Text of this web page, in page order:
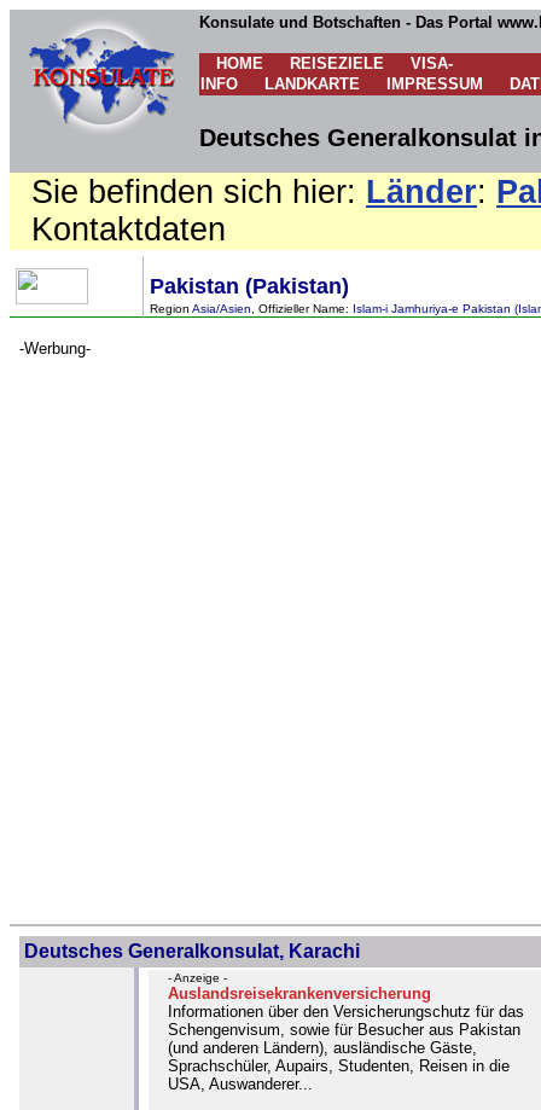
Konsulate und Botschaften - Das Portal
HOME REISEZIELE
VISA-
INFO
LANDKARTE IMPRESSUM
Deutsches Generalkonsulat
Sie befinden sich hier: Länder:
Kontaktdaten
Pakistan (Pakistan)
Region Asia/Asien , Offizieller Name: Islam-i Jamhuriya-e Pakistan
-Werbung-
Deutsches Generalkonsulat, Karachi
- Anzeige -
Auslandsreisekrankenversicherung
Informationen über den Versicherungschutz für das
Schengenvisum, sowie für Besucher aus Pakistan
(und anderen Ländern), ausländische Gäste,
Sprachschüler, Aupairs, Studenten, Reisen in die
USA, Auswanderer...